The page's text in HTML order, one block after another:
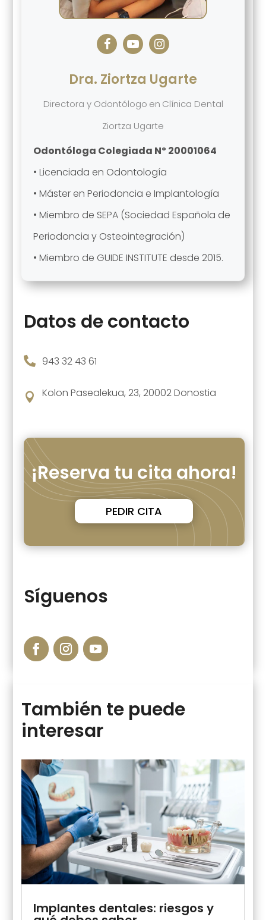
Dra. Ziortza Ugarte
Directora y Odontólogo en Clínica Dental
Ziortza Ugarte
Odontóloga Colegiada Nº 20001064
• Licenciada en Odontología
• Máster en Periodoncia e Implantología
• Miembro de SEPA (Sociedad Española de
Periodoncia y Osteointegración)
• Miembro de GUIDE INSTITUTE desde 2015.
Datos de contacto
 943 32 43 61
 Kolon Pasealekua, 23, 20002 Donostia
¡Reserva tu cita ahora!
PEDIR CITA
Síguenos
También te puede
interesar
Implantes dentales: riesgos y